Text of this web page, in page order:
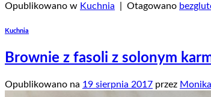
Opublikowano w Kuchnia Otagowano
Kuchnia
Brownie z fasoli z solonym
Opublikowano na 19 sierpnia 2017 przez Monika